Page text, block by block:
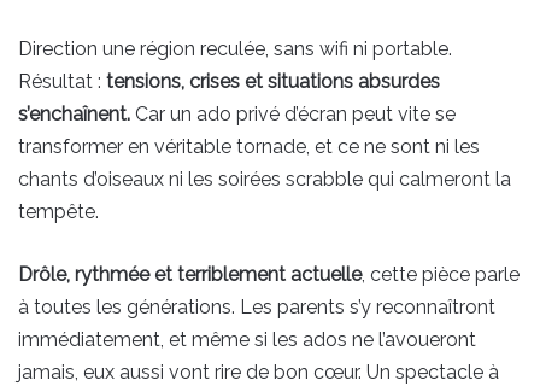
Direction une région reculée, sans wifi ni portable.
Résultat : tensions, crises et situations absurdes
s’enchaînent. Car un ado privé d’écran peut vite se
transformer en véritable tornade, et ce ne sont ni les
chants d’oiseaux ni les soirées scrabble qui calmeront la
tempête.
Drôle, rythmée et terriblement actuelle, cette pièce parle
à toutes les générations. Les parents s’y reconnaîtront
immédiatement, et même si les ados ne l’avoueront
jamais, eux aussi vont rire de bon cœur. Un spectacle à